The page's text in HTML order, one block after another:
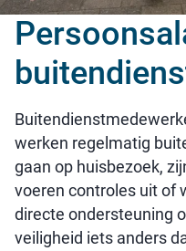
werken regelmatig
gaan op huisbezoek,
voeren controles uit of
directe ondersteuning
veiligheid iets anders